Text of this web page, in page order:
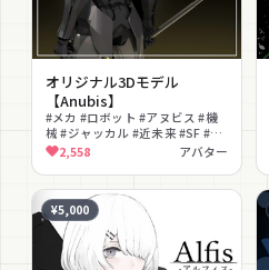
オリジナル3Dモデル
【Anubis】
#メカ #ロボット #アヌビス #機
械 #ジャッカル #近未来 #SF #ク
ール #発光
2,558 アバター
¥5,000